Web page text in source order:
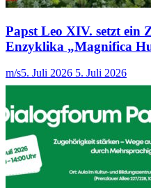
Papst Leo XIV. setzt ein
Enzyklika „Magnifica
m/s5. Juli 2026 5. Juli 2026